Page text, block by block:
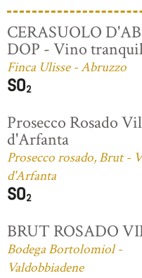
CERASUOLO
DOP - Vino
Finca Ulisse - Abruzzo
Prosecco Rosado
d'Arfanta
Prosecco rosado, Brut -
d'Arfanta
BRUT ROSADO
Bodega Bortolomiol -
Valdobbiadene